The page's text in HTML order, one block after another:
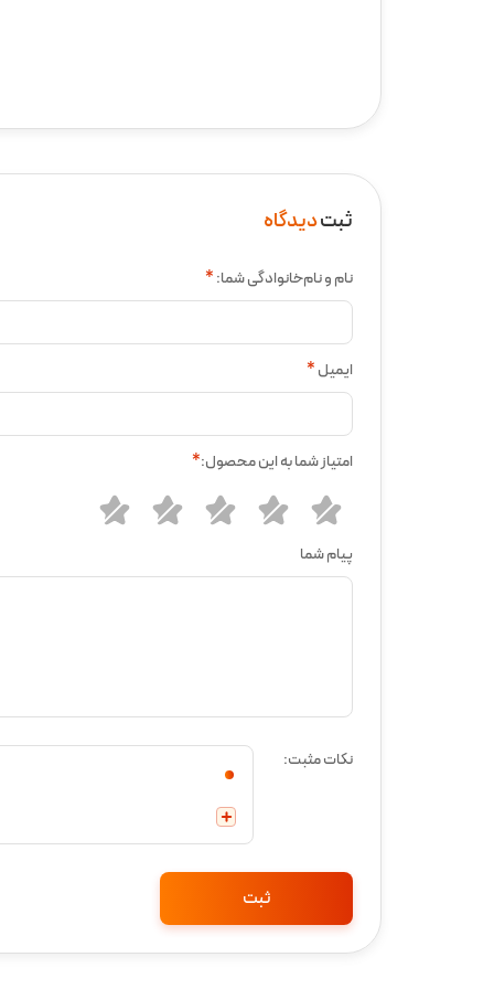
ثبتدیدگاه
امتیاز شما به این محصول:*
پیام شما
نکات مثبت:
نام و نام‌خانوادگی شما:*
ایمیل*